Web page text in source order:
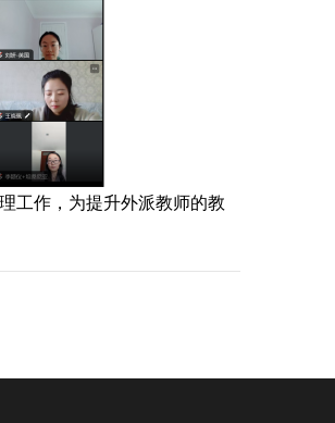
工作，为提升外派教师的教